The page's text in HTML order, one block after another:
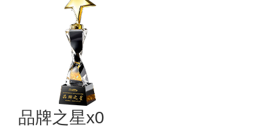
品牌之星x0